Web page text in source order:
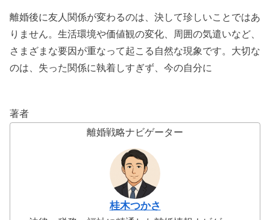
離婚後に友人関係が変わるのは、決して珍しいことではあ
りません。生活環境や価値観の変化、周囲の気遣いなど、
さまざまな要因が重なって起こる自然な現象です。大切な
のは、失った関係に執着しすぎず、今の自分に
著者
離婚戦略ナビゲーター
桂木つかさ